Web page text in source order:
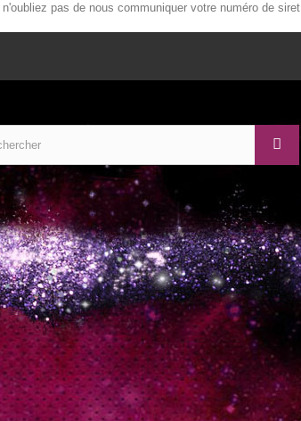
pas de nous communiquer votre numéro de siret